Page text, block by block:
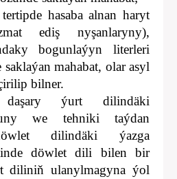
hasaba alnan haryt
ediş nyşanlaryny),
bogunlaýyn literleri
mahabat, olar asyl
bilner.
daşary ýurt dilindäki
we tehniki taýdan
dilindäki ýazga
döwlet dili bilen bir
diliniň ulanylmagyna ýol